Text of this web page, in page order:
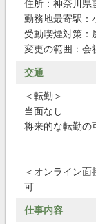
住所：神奈川県
勤務地最寄駅：
受動喫煙対策：
変更の範囲：会
交通
＜転勤＞
当面なし
将来的な転勤の
＜オンライン面
可
仕事内容